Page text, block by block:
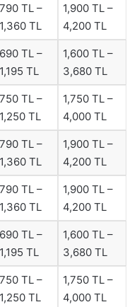
790 TL –
1,360 TL
1,900 TL –
4,200 TL
690 TL –
1,195 TL
1,600 TL –
3,680 TL
750 TL –
1,250 TL
1,750 TL –
4,000 TL
790 TL –
1,360 TL
1,900 TL –
4,200 TL
790 TL –
1,360 TL
1,900 TL –
4,200 TL
690 TL –
1,195 TL
1,600 TL –
3,680 TL
750 TL –
1,250 TL
1,750 TL –
4,000 TL